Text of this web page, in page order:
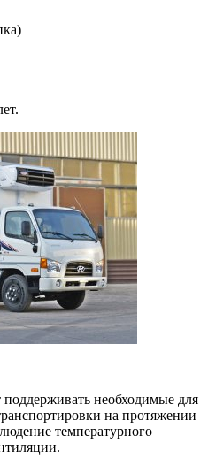
необходимые для
на протяжении
температурного